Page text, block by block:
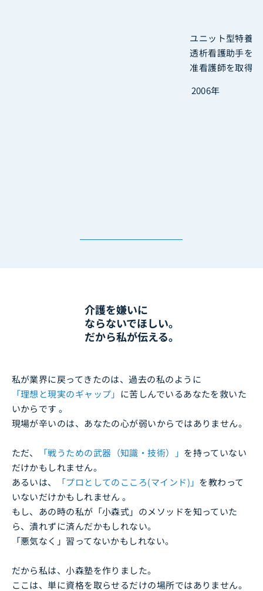
2006年
ユニット型特養
透析看護助手を
准看護師を取得
私が業界に戻ってきたのは、過去の私のように
「理想と現実のギャップ」 に苦しんでいるあなたを救いた
いからです 。
現場が辛いのは、あなたの心が弱いからではありません。
ただ、 「戦うための武器（知識・技術）」 を持っていない
だけかもしれません。
あるいは、
「プロとしてのこころ(マインド)」 を教わって
いないだけかもしれません 。
もし、あの時の私が「小森式」のメソッドを知っていた
ら、潰れずに済んだかもしれない。
「悪気なく」習ってないかもしれない。
だから私は、小森塾を作りました。
ここは、単に資格を取らせるだけの場所ではありません。
介護を嫌いに
ならないでほしい。
だから私が伝える。